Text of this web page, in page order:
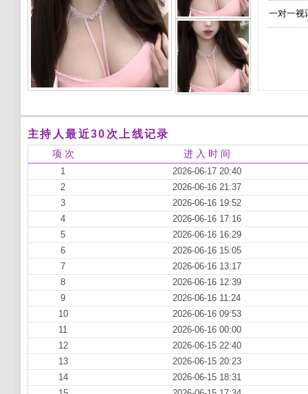
一对一
主持人最近30次上线记录
项 次 进 入 时 间
1
2026-06-17 20:40
2
2026-06-16 21:37
3
2026-06-16 19:52
4
2026-06-16 17:16
5
2026-06-16 16:29
6
2026-06-16 15:05
7
2026-06-16 13:17
8
2026-06-16 12:39
9
2026-06-16 11:24
10
2026-06-16 09:53
11
2026-06-16 00:00
12
2026-06-15 22:40
13
2026-06-15 20:23
14
2026-06-15 18:31